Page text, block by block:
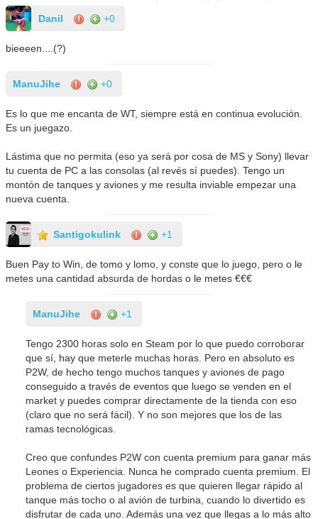
Danil +0
bieeeen....(?)
ManuJihe +0
Es lo que me encanta de WT, siempre está en continua evolución.
Es un juegazo.
Lástima que no permita (eso ya será por cosa de MS y Sony) llevar
tu cuenta de PC a las consolas (al revés sí puedes). Tengo un
montón de tanques y aviones y me resulta inviable empezar una
nueva cuenta.
Santigokulink +1
Buen Pay to Win, de tomo y lomo, y conste que lo juego, pero o le
metes una cantidad absurda de hordas o le metes €€€
ManuJihe +1
Tengo 2300 horas solo en Steam por lo que puedo corroborar
que sí, hay que meterle muchas horas. Pero en absoluto es
P2W, de hecho tengo muchos tanques y aviones de pago
conseguido a través de eventos que luego se venden en el
market y puedes comprar directamente de la tienda con eso
(claro que no será fácil). Y no son mejores que los de las
ramas tecnológicas.
Creo que confundes P2W con cuenta premium para ganar más
Leones o Experiencia. Nunca he comprado cuenta premium. El
problema de ciertos jugadores es que quieren llegar rápido al
tanque más tocho o al avión de turbina, cuando lo divertido es
disfrutar de cada uno. Además una vez que llegas a lo más alto